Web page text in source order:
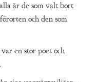
är de som valt bort
och den som
en stor poet och